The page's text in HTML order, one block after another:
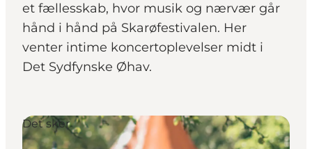
et fællesskab, hvor musik og nærvær går
hånd i hånd på Skarøfestivalen. Her
venter intime koncertoplevelser midt i
Det Sydfynske Øhav.
Det sker